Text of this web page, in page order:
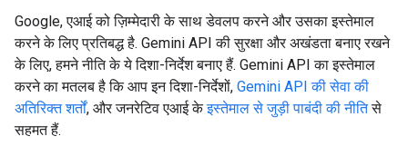
Google, एआई को ज़िम्मेदारी के साथ डेवलप करने और उसका इस्तेमाल
करने के लिए प्रतिबद्ध है. Gemini API की सुरक्षा और अखंडता बनाए रखने
के लिए, हमने नीति के ये दिशा-निर्देश बनाए हैं. Gemini API का इस्तेमाल
करने का मतलब है कि आप इन दिशा-निर्देशों, Gemini API की सेवा की
अतिरिक्त शर्तों, और जनरेटिव एआई केइस्तेमाल से जुड़ी पाबंदी की नीतिसे
सहमत हैं.